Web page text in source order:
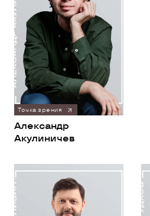
Точка зрения
Александр
Акулиничев